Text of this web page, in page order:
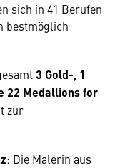
sich in 41 Berufen
bestmöglich
3 Gold-, 1
22 Medallions for
zur
: Die Malerin aus